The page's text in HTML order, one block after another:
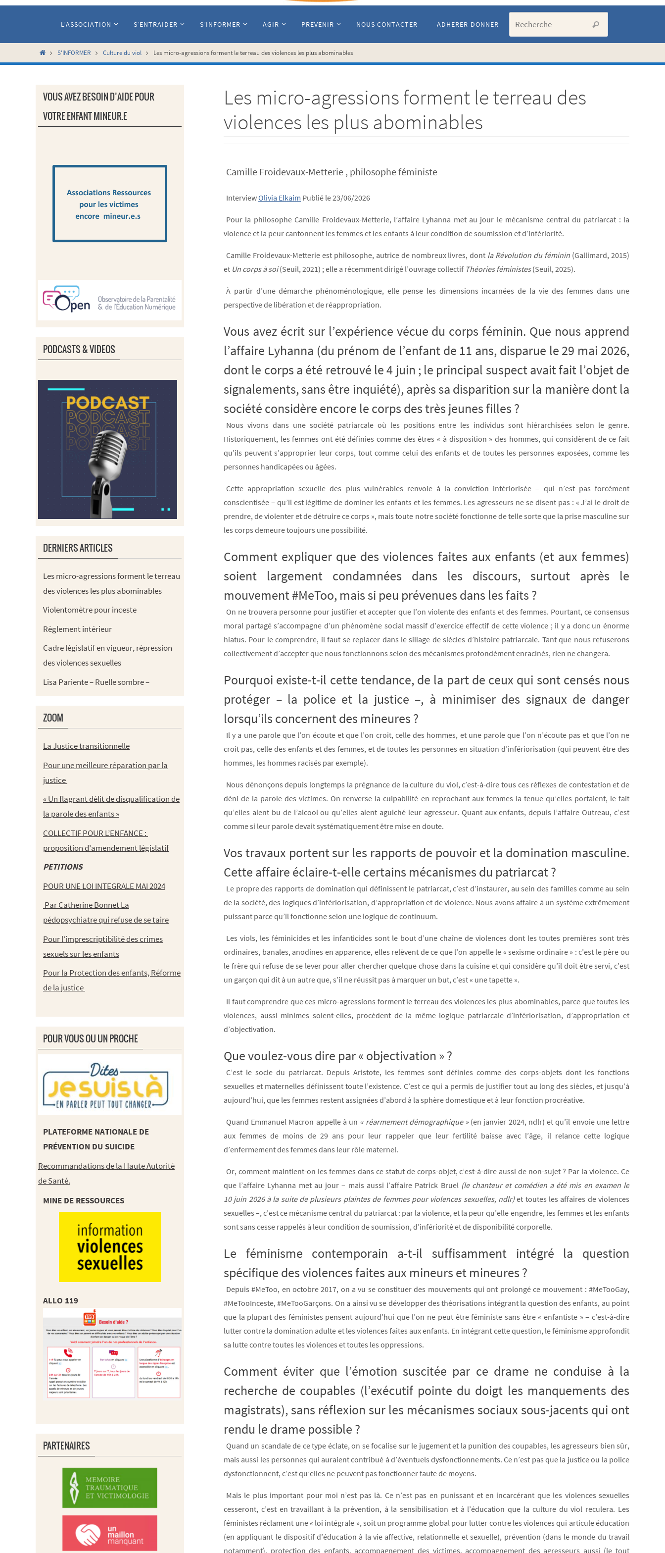
L’ASSOCIATION S’ENTRAIDER S’INFORMER AGIR PREVENIR NOUS CONTACTER ADHERER-DONNER Recherche
HomeS'INFORMER Culture du viol Les micro-agressions forment le terreau des violences les plus abominables
Les micro-agressions forment le terreau des
violences les plus abominables
Camille Froidevaux-Metterie , philosophe féministe
InterviewOlivia Elkaim Publié le 23/06/2026
Pour la philosophe Camille Froidevaux-Metterie, l’affaire Lyhanna met au jour le mécanisme central du patriarcat : la
violence et la peur cantonnent les femmes et les enfants à leur condition de soumission et d’infériorité.
Camille Froidevaux-Metterie est philosophe, autrice de nombreux livres, dont la Révolution du féminin (Gallimard, 2015)
et Un corps à soi(Seuil, 2021) ; elle a récemment dirigé l’ouvrage collectif Théories féministes(Seuil, 2025).
À partir d’une démarche phénoménologique, elle pense les dimensions incarnées de la vie des femmes dans une
perspective de libération et de réappropriation.
Vous avez écrit sur l’expérience vécue du corps féminin. Que nous apprend
l’affaire Lyhanna (du prénom de l’enfant de 11 ans, disparue le 29 mai 2026,
dont le corps a été retrouvé le 4 juin ; le principal suspect avait fait l’objet de
signalements, sans être inquiété), après sa disparition sur la manière dont la
société considère encore le corps des très jeunes filles ?
Nous vivons dans une société patriarcale où les positions entre les individus sont hiérarchisées selon le genre.
Historiquement, les femmes ont été définies comme des êtres « à disposition » des hommes, qui considèrent de ce fait
qu’ils peuvent s’approprier leur corps, tout comme celui des enfants et de toutes les personnes exposées, comme les
personnes handicapées ou âgées.
Cette appropriation sexuelle des plus vulnérables renvoie à la conviction intériorisée – qui n’est pas forcément
conscientisée – qu’il est légitime de dominer les enfants et les femmes. Les agresseurs ne se disent pas : « J’ai le droit de
prendre, de violenter et de détruire ce corps », mais toute notre société fonctionne de telle sorte que la prise masculine sur
les corps demeure toujours une possibilité.
Comment expliquer que des violences faites aux enfants (et aux femmes)
soient largement condamnées dans les discours, surtout après le
mouvement #MeToo, mais si peu prévenues dans les faits ?
On ne trouvera personne pour justifier et accepter que l’on violente des enfants et des femmes. Pourtant, ce consensus
moral partagé s’accompagne d’un phénomène social massif d’exercice effectif de cette violence ; il y a donc un énorme
hiatus. Pour le comprendre, il faut se replacer dans le sillage de siècles d’histoire patriarcale. Tant que nous refuserons
collectivement d’accepter que nous fonctionnons selon des mécanismes profondément enracinés, rien ne changera.
Pourquoi existe-t-il cette tendance, de la part de ceux qui sont censés nous
protéger – la police et la justice –, à minimiser des signaux de danger
lorsqu’ils concernent des mineures ?
Il y a une parole que l’on écoute et que l’on croit, celle des hommes, et une parole que l’on n’écoute pas et que l’on ne
croit pas, celle des enfants et des femmes, et de toutes les personnes en situation d’infériorisation (qui peuvent être des
hommes, les hommes racisés par exemple).
Nous dénonçons depuis longtemps la prégnance de la culture du viol, c’est-à-dire tous ces réflexes de contestation et de
déni de la parole des victimes. On renverse la culpabilité en reprochant aux femmes la tenue qu’elles portaient, le fait
qu’elles aient bu de l’alcool ou qu’elles aient aguiché leur agresseur. Quant aux enfants, depuis l’affaire Outreau, c’est
comme si leur parole devait systématiquement être mise en doute.
Vos travaux portent sur les rapports de pouvoir et la domination masculine.
Cette affaire éclaire-t-elle certains mécanismes du patriarcat ?
Le propre des rapports de domination qui définissent le patriarcat, c’est d’instaurer, au sein des familles comme au sein
de la société, des logiques d’infériorisation, d’appropriation et de violence. Nous avons affaire à un système extrêmement
puissant parce qu’il fonctionne selon une logique de continuum.
Les viols, les féminicides et les infanticides sont le bout d’une chaîne de violences dont les toutes premières sont très
ordinaires, banales, anodines en apparence, elles relèvent de ce que l’on appelle le « sexisme ordinaire » : c’est le père ou
le frère qui refuse de se lever pour aller chercher quelque chose dans la cuisine et qui considère qu’il doit être servi, c’est
un garçon qui dit à un autre que, s’il ne réussit pas à marquer un but, c’est « une tapette ».
Il faut comprendre que ces micro-agressions forment le terreau des violences les plus abominables, parce que toutes les
violences, aussi minimes soient-elles, procèdent de la même logique patriarcale d’infériorisation, d’appropriation et
d’objectivation.
Que voulez-vous dire par « objectivation » ?
C’est le socle du patriarcat. Depuis Aristote, les femmes sont définies comme des corps-objets dont les fonctions
sexuelles et maternelles définissent toute l’existence. C’est ce qui a permis de justifier tout au long des siècles, et jusqu’à
aujourd’hui, que les femmes restent assignées d’abord à la sphère domestique et à leur fonction procréative.
Quand Emmanuel Macron appelle à un « réarmement démographique »(en janvier 2024, ndlr) et qu’il envoie une lettre
aux femmes de moins de 29 ans pour leur rappeler que leur fertilité baisse avec l’âge, il relance cette logique
d’enfermement des femmes dans leur rôle maternel.
Or, comment maintient-on les femmes dans ce statut de corps-objet, c’est-à-dire aussi de non-sujet ? Par la violence. Ce
que l’affaire Lyhanna met au jour – mais aussi l’affaire Patrick Bruel (le chanteur et comédien a été mis en examen le
10 juin 2026 à la suite de plusieurs plaintes de femmes pour violences sexuelles, ndlr)et toutes les affaires de violences
sexuelles –, c’est ce mécanisme central du patriarcat : par la violence, et la peur qu’elle engendre, les femmes et les enfants
sont sans cesse rappelés à leur condition de soumission, d’infériorité et de disponibilité corporelle.
Le féminisme contemporain a-t-il suffisamment intégré la question
spécifique des violences faites aux mineurs et mineures ?
Depuis #MeToo, en octobre 2017, on a vu se constituer des mouvements qui ont prolongé ce mouvement : #MeTooGay,
#MeTooInceste, #MeTooGarçons. On a ainsi vu se développer des théorisations intégrant la question des enfants, au point
que la plupart des féministes pensent aujourd’hui que l’on ne peut être féministe sans être « enfantiste » – c’est-à-dire
lutter contre la domination adulte et les violences faites aux enfants. En intégrant cette question, le féminisme approfondit
sa lutte contre toutes les violences et toutes les oppressions.
Comment éviter que l’émotion suscitée par ce drame ne conduise à la
recherche de coupables (l’exécutif pointe du doigt les manquements des
magistrats), sans réflexion sur les mécanismes sociaux sous-jacents qui ont
rendu le drame possible ?
Quand un scandale de ce type éclate, on se focalise sur le jugement et la punition des coupables, les agresseurs bien sûr,
mais aussi les personnes qui auraient contribué à d’éventuels dysfonctionnements. Ce n’est pas que la justice ou la police
dysfonctionnent, c’est qu’elles ne peuvent pas fonctionner faute de moyens.
Mais le plus important pour moi n’est pas là. Ce n’est pas en punissant et en incarcérant que les violences sexuelles
cesseront, c’est en travaillant à la prévention, à la sensibilisation et à l’éducation que la culture du viol reculera. Les
féministes réclament une « loi intégrale », soit un programme global pour lutter contre les violences qui articule éducation
(en appliquant le dispositif d’éducation à la vie affective, relationnelle et sexuelle), prévention (dans le monde du travail
notamment), protection des enfants, accompagnement des victimes, accompagnement des agresseurs aussi (le tout
VOUS AVEZ BESOIN D’AIDE POUR
VOTRE ENFANT MINEUR.E
PODCASTS & VIDEOS
DERNIERS ARTICLES
Les micro-agressions forment le terreau
des violences les plus abominables
Violentomètre pour inceste
Règlement intérieur
Cadre législatif en vigueur, répression
des violences sexuelles
Lisa Pariente – Ruelle sombre –
ZOOM
La Justice transitionnelle
Pour une meilleure réparation par la
justice
« Un flagrant délit de disqualification de
la parole des enfants »
COLLECTIF POUR L’ENFANCE :
proposition d’amendement législatif
PETITIONS
POUR UNE LOI INTEGRALE MAI 2024
Par Catherine Bonnet La
pédopsychiatre qui refuse de se taire
Pour l’imprescriptibilité des crimes
sexuels sur les enfants
Pour la Protection des enfants, Réforme
de la justice
POUR VOUS OU UN PROCHE
PLATEFORME NATIONALE DE
PRÉVENTION DU SUICIDE
Recommandations de la Haute Autorité
de Santé.
MINE DE RESSOURCES
ALLO 119
PARTENAIRES